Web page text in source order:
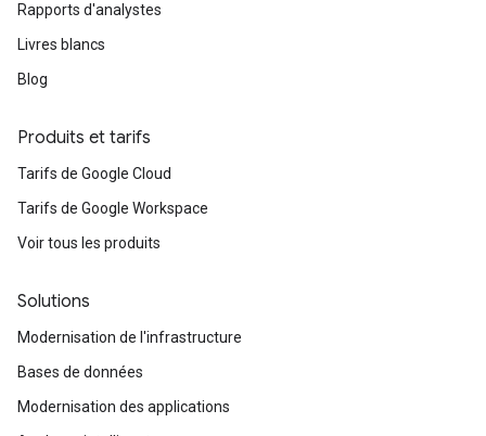
Rapports d'analystes
Livres blancs
Blog
Produits et tarifs
Tarifs de Google Cloud
Tarifs de Google Workspace
Voir tous les produits
Solutions
Modernisation de l'infrastructure
Bases de données
Modernisation des applications